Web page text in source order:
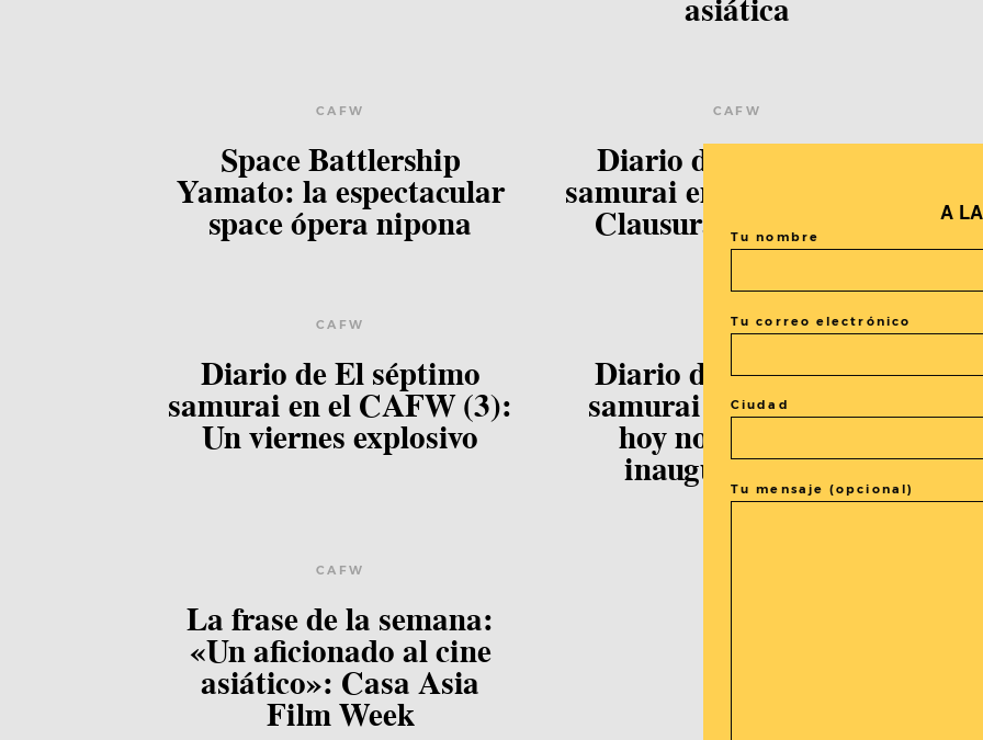
asiática
CAFW
Space Battlership
Yamato: la espectacular
space ópera nipona
CAFW
Diario de El séptimo
samurai en el CAFW (5):
Clausura del festival.
CAFW
Diario de El séptimo
samurai en el CAFW (3):
Un viernes explosivo
CAFW
Diario de El Séptimo
samurai en el CAFW:
hoy nos vamos de
inauguración (2)
CAFW
La frase de la semana:
«Un aficionado al cine
asiático»: Casa Asia
Film Week
A LA
Tu nombre
Tu correo electrónico
Ciudad
Tu mensaje (opcional)